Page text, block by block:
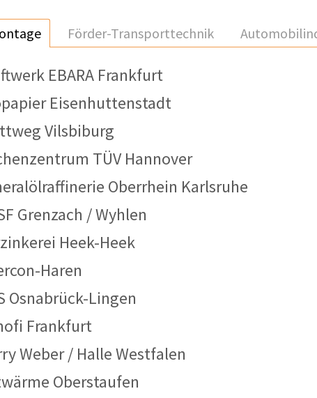
Förder-Transporttechnik
EBARA Frankfurt
Eisenhuttenstadt
Vilsbiburg
TÜV Hannover
Oberrhein Karlsruhe
Grenzach / Wyhlen
Heek-Heek
Haren
Osnabrück-Lingen
Frankfurt
Weber / Halle Westfalen
Oberstaufen